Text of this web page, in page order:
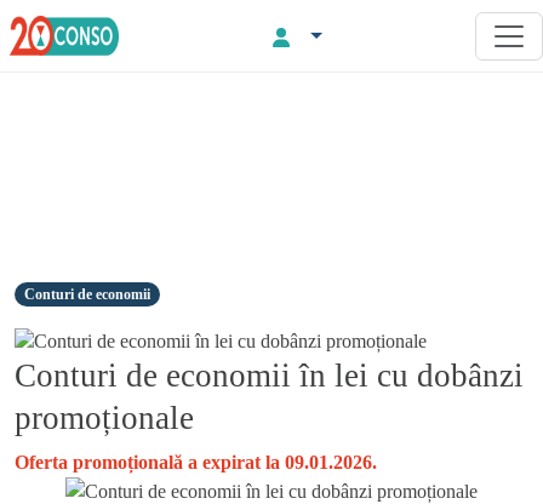
Conturi de economii
Conturi de economii în lei cu dobânzi
promoționale
Oferta promoțională a expirat la 09.01.2026.